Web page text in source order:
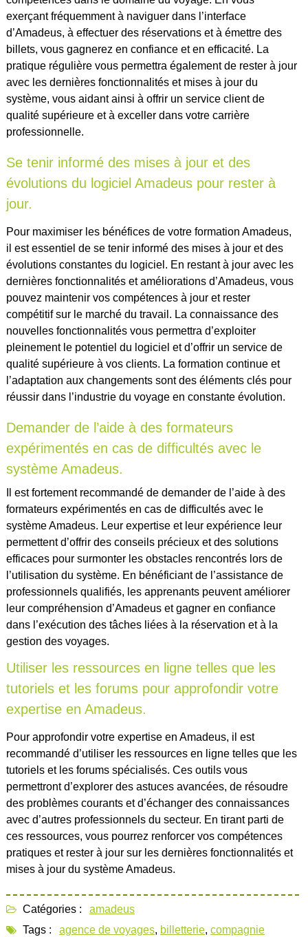
exerçant fréquemment à naviguer dans l’interface
d’Amadeus, à effectuer des réservations et à émettre des
billets, vous gagnerez en confiance et en efficacité. La
pratique régulière vous permettra également de rester à jour
avec les dernières fonctionnalités et mises à jour du
système, vous aidant ainsi à offrir un service client de
qualité supérieure et à exceller dans votre carrière
professionnelle.
Se tenir informé des mises à jour et des
évolutions du logiciel Amadeus pour rester à
jour.
Pour maximiser les bénéfices de votre formation Amadeus,
il est essentiel de se tenir informé des mises à jour et des
évolutions constantes du logiciel. En restant à jour avec les
dernières fonctionnalités et améliorations d’Amadeus, vous
pouvez maintenir vos compétences à jour et rester
compétitif sur le marché du travail. La connaissance des
nouvelles fonctionnalités vous permettra d’exploiter
pleinement le potentiel du logiciel et d’offrir un service de
qualité supérieure à vos clients. La formation continue et
l’adaptation aux changements sont des éléments clés pour
réussir dans l’industrie du voyage en constante évolution.
Demander de l’aide à des formateurs
expérimentés en cas de difficultés avec le
système Amadeus.
Il est fortement recommandé de demander de l’aide à des
formateurs expérimentés en cas de difficultés avec le
système Amadeus. Leur expertise et leur expérience leur
permettent d’offrir des conseils précieux et des solutions
efficaces pour surmonter les obstacles rencontrés lors de
l’utilisation du système. En bénéficiant de l’assistance de
professionnels qualifiés, les apprenants peuvent améliorer
leur compréhension d’Amadeus et gagner en confiance
dans l’exécution des tâches liées à la réservation et à la
gestion des voyages.
Utiliser les ressources en ligne telles que les
tutoriels et les forums pour approfondir votre
expertise en Amadeus.
Pour approfondir votre expertise en Amadeus, il est
recommandé d’utiliser les ressources en ligne telles que les
tutoriels et les forums spécialisés. Ces outils vous
permettront d’explorer des astuces avancées, de résoudre
des problèmes courants et d’échanger des connaissances
avec d’autres professionnels du secteur. En tirant parti de
ces ressources, vous pourrez renforcer vos compétences
pratiques et rester à jour sur les dernières fonctionnalités et
mises à jour du système Amadeus.
Catégories :
amadeus
Tags :
agence de voyages, billetterie, compagnie